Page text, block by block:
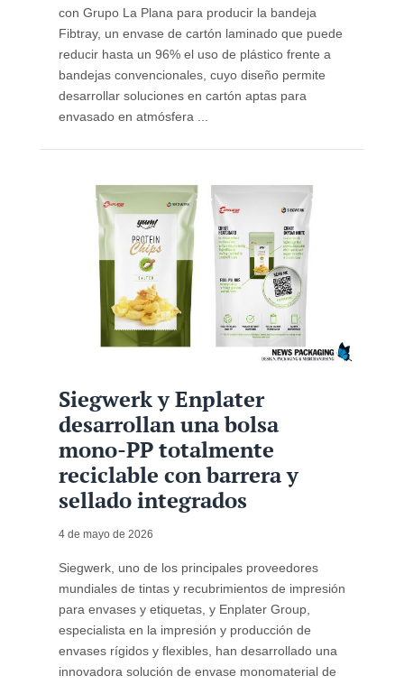
con Grupo La Plana para producir la bandeja
Fibtray, un envase de cartón laminado que puede
reducir hasta un 96% el uso de plástico frente a
bandejas convencionales, cuyo diseño permite
desarrollar soluciones en cartón aptas para
envasado en atmósfera ...
Siegwerk y Enplater
desarrollan una bolsa
mono-PP totalmente
reciclable con barrera y
sellado integrados
4 de mayo de 2026
Siegwerk, uno de los principales proveedores
mundiales de tintas y recubrimientos de impresión
para envases y etiquetas, y Enplater Group,
especialista en la impresión y producción de
envases rígidos y flexibles, han desarrollado una
innovadora solución de envase monomaterial de